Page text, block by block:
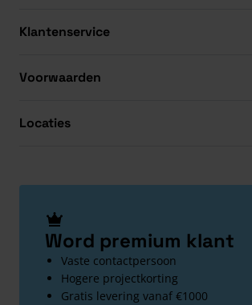
Klantenservice
Voorwaarden
Locaties
Word premium klant
Vaste contactpersoon
Hogere projectkorting
Gratis levering vanaf €1000